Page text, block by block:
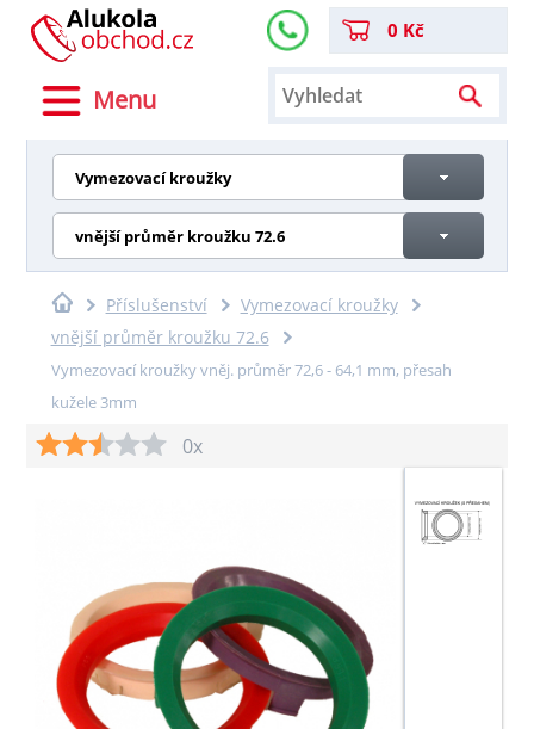
Menu
0 Kč
Vymezovací kroužky
vnější průměr kroužku 72.6
Příslušenství
Vymezovací kroužky
vnější průměr kroužku 72.6
Vymezovací kroužky vněj. průměr 72,6 - 64,1 mm, přesah
kužele 3mm
0x